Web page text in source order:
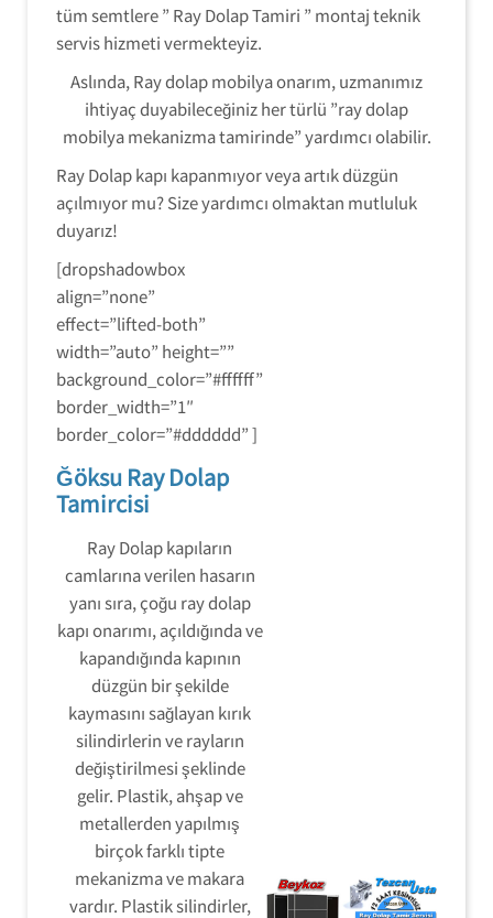
tüm semtlere ” Ray Dolap Tamiri ” montaj teknik
servis hizmeti vermekteyiz.
Aslında, Ray dolap mobilya onarım, uzmanımız
ihtiyaç duyabileceğiniz her türlü ”ray dolap
mobilya mekanizma tamirinde” yardımcı olabilir.
Ray Dolap kapı kapanmıyor veya artık düzgün
açılmıyor mu? Size yardımcı olmaktan mutluluk
duyarız!
[dropshadowbox
align=”none”
effect=”lifted-both”
width=”auto” height=””
background_color=”#ffffff”
border_width=”1″
border_color=”#dddddd” ]
Ğöksu Ray Dolap
Tamircisi
Ray Dolap kapıların
camlarına verilen hasarın
yanı sıra, çoğu ray dolap
kapı onarımı, açıldığında ve
kapandığında kapının
düzgün bir şekilde
kaymasını sağlayan kırık
silindirlerin ve rayların
değiştirilmesi şeklinde
gelir. Plastik, ahşap ve
metallerden yapılmış
birçok farklı tipte
mekanizma ve makara
vardır. Plastik silindirler,